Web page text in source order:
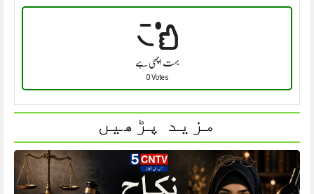
بہت اچھی ہے
0 Votes
مزید پڑھیں